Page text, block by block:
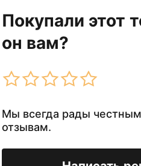
Покупали этот
он вам?
Мы всегда рады
отзывам.